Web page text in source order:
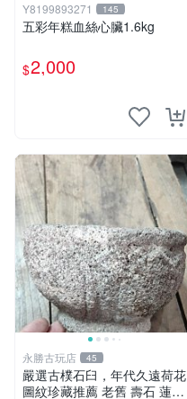
Y8199893271 145
五彩年糕血絲心臟1.6kg
$2,000
永勝古玩店 45
嚴選古樸石臼，年代久遠荷花
圖紋珍藏推薦 老舊 壽石 蓮花